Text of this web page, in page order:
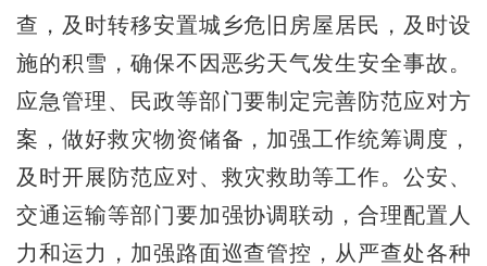
查，及时转移安置城乡危旧房屋居民，及时设
施的积雪，确保不因恶劣天气发生安全事故。
应急管理、民政等部门要制定完善防范应对方
案，做好救灾物资储备，加强工作统筹调度，
及时开展防范应对、救灾救助等工作。公安、
交通运输等部门要加强协调联动，合理配置人
力和运力，加强路面巡查管控，从严查处各种